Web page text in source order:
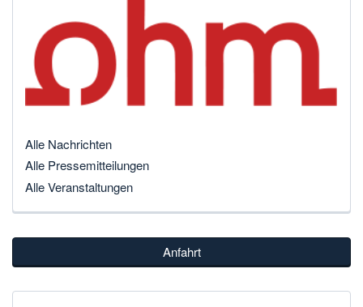
Alle Nachrichten
Alle Pressemitteilungen
Alle Veranstaltungen
Anfahrt